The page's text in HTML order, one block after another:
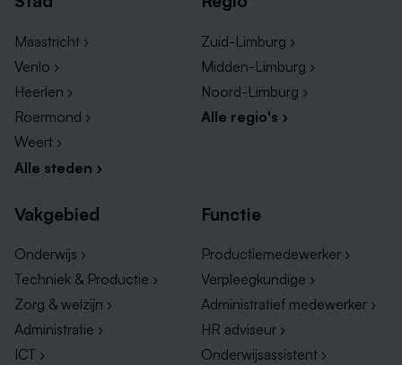
Klikhier
voor meer informatie over Meander Wonen met
zorg.
Maastricht ›
Venlo ›
Heerlen ›
Roermond ›
Weert ›
Alle steden ›
Zuid-Limburg ›
Midden-Limburg ›
Noord-Limburg ›
Alle regio's ›
Vakgebied
Onderwijs ›
Techniek & Productie ›
Zorg & welzijn ›
Administratie ›
ICT ›
Functie
Productiemedewerker ›
Verpleegkundige ›
Administratief medewerker ›
HR adviseur ›
Onderwijsassistent ›